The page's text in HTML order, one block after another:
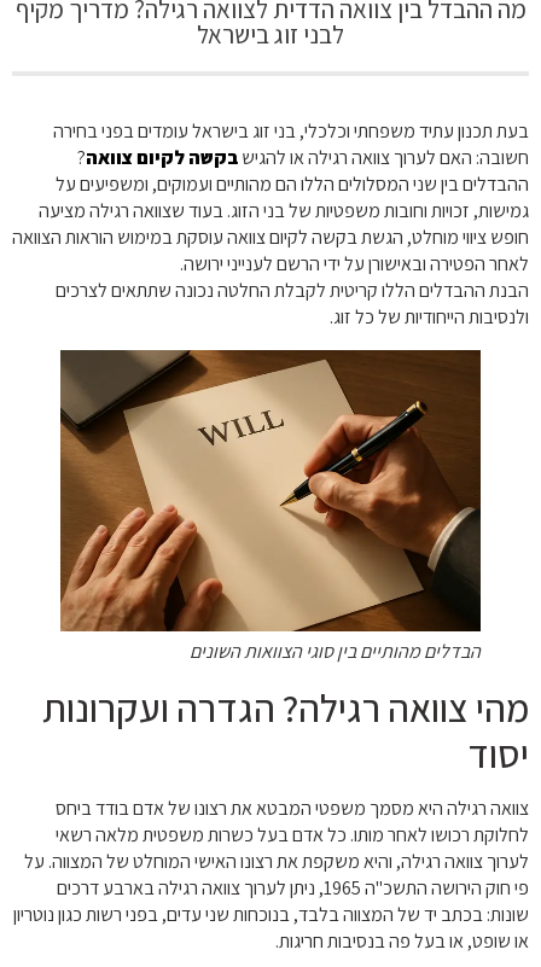
מה ההבדל בין צוואה הדדית לצוואה רגילה? מדריך מקיף
לבני זוג בישראל
בעת תכנון עתיד משפחתי וכלכלי, בני זוג בישראל עומדים בפני בחירה
חשובה: האם לערוך צוואה רגילה או להגישבקשה לקיום צוואה?
ההבדלים בין שני המסלולים הללו הם מהותיים ועמוקים, ומשפיעים על
גמישות, זכויות וחובות משפטיות של בני הזוג. בעוד שצוואה רגילה מציעה
חופש ציווי מוחלט, הגשת בקשה לקיום צוואה עוסקת במימוש הוראות הצוואה
לאחר הפטירה ובאישורן על ידי הרשם לענייני ירושה.
הבנת ההבדלים הללו קריטית לקבלת החלטה נכונה שתתאים לצרכים
ולנסיבות הייחודיות של כל זוג.
הבדלים מהותיים בין סוגי הצוואות השונים
מהי צוואה רגילה? הגדרה ועקרונות
יסוד
צוואה רגילה היא מסמך משפטי המבטא את רצונו של אדם בודד ביחס
לחלוקת רכושו לאחר מותו. כל אדם בעל כשרות משפטית מלאה רשאי
לערוך צוואה רגילה, והיא משקפת את רצונו האישי המוחלט של המצווה. על
פי חוק הירושה התשכ"ה 1965, ניתן לערוך צוואה רגילה בארבע דרכים
שונות: בכתב יד של המצווה בלבד, בנוכחות שני עדים, בפני רשות כגון נוטריון
או שופט, או בעל פה בנסיבות חריגות.